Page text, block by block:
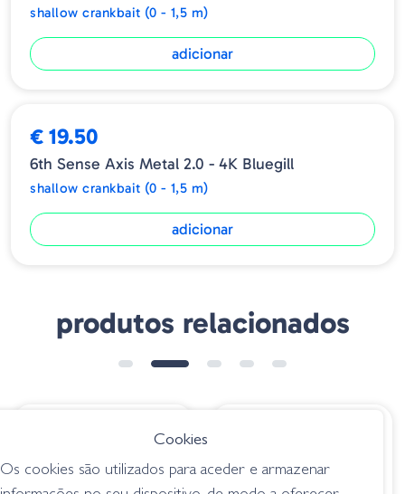
shallow crankbait (0 - 1,5 m)
adicionar
€ 19.50
6th Sense Axis Metal 2.0 - 4K Bluegill
shallow crankbait (0 - 1,5 m)
adicionar
produtos relacionados
Amostra Hot`n Tot
AH252 Rainbow-
Amostra Wiggle
Wart V86 Phantom
Cookies
Os cookies são utilizados para aceder e armazenar